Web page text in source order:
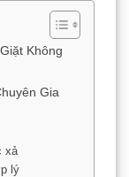
Không
Gia
xả
lý